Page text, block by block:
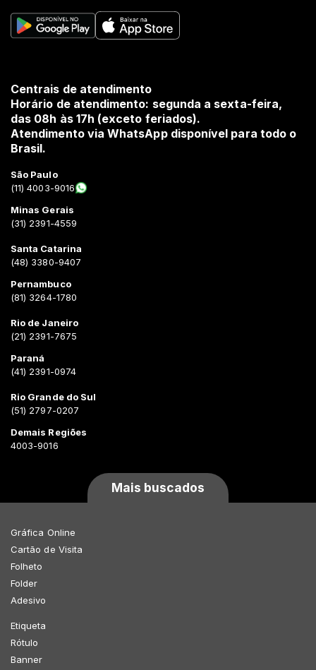
Centrais de atendimento
Horário de atendimento: segunda a sexta-feira,
das 08h às 17h (exceto feriados).
Atendimento via WhatsApp disponível para todo o
Brasil.
São Paulo
(11) 4003-9016
Minas Gerais
(31) 2391-4559
Santa Catarina
(48) 3380-9407
Pernambuco
(81) 3264-1780
Rio de Janeiro
(21) 2391-7675
Paraná
(41) 2391-0974
Rio Grande do Sul
(51) 2797-0207
Demais Regiões
4003-9016
Mais buscados
Gráfica Online
Cartão de Visita
Folheto
Folder
Adesivo
Etiqueta
Rótulo
Banner